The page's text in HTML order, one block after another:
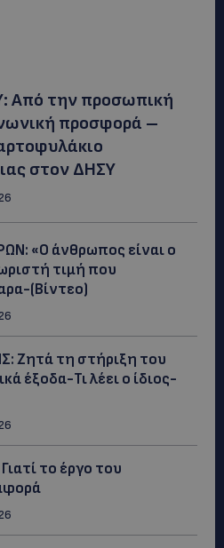
Από την προσωπική
προσφορά –
στον ΔΗΣΥ
«Ο άνθρωπος είναι ο
τιμή που
(Βίντεο)
Ζητά τη στήριξη του
έξοδα-Τι λέει ο ίδιος-
το έργο του